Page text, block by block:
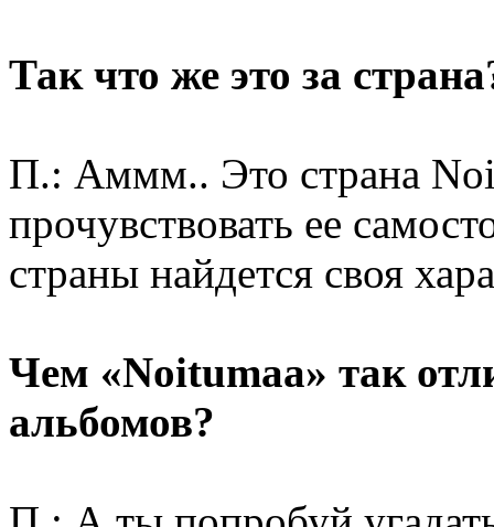
Так что же это за
П.: Аммм.. Это страна
прочувствовать ее
страны найдется своя
Чем «Noitumaa» так
альбомов?